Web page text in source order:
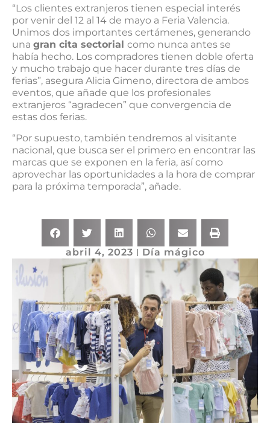
abril 4, 2023 Día mágico
“Los clientes extranjeros tienen especial interés
por venir del 12 al 14 de mayo a Feria Valencia.
Unimos dos importantes certámenes, generando
una gran cita sectorial como nunca antes se
había hecho. Los compradores tienen doble oferta
y mucho trabajo que hacer durante tres días de
ferias”, asegura Alicia Gimeno, directora de ambos
eventos, que añade que los profesionales
extranjeros “agradecen” que convergencia de
estas dos ferias.
“Por supuesto, también tendremos al visitante
nacional, que busca ser el primero en encontrar las
marcas que se exponen en la feria, así como
aprovechar las oportunidades a la hora de comprar
para la próxima temporada”, añade.